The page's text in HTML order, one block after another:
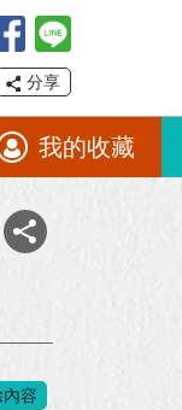
分享
我的收藏